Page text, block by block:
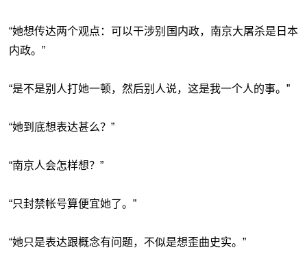
“她想传达两个观点：可以干涉别国内政，南京大屠杀是日本
内政。”
“是不是别人打她一顿，然后别人说，这是我一个人的事。”
“她到底想表达甚么？”
“南京人会怎样想？”
“只封禁帐号算便宜她了。”
“她只是表达跟概念有问题，不似是想歪曲史实。”